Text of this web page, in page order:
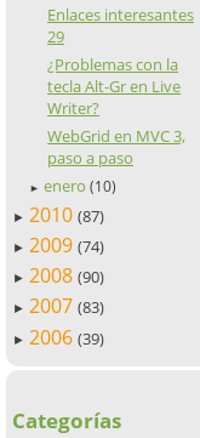
Enlaces interesantes
29
¿Problemas con la
tecla Alt-Gr en Live
Writer?
WebGrid en MVC 3,
paso a paso
► enero (10)
► 2010 (87)
► 2009 (74)
► 2008 (90)
► 2007 (83)
► 2006 (39)
Categorías